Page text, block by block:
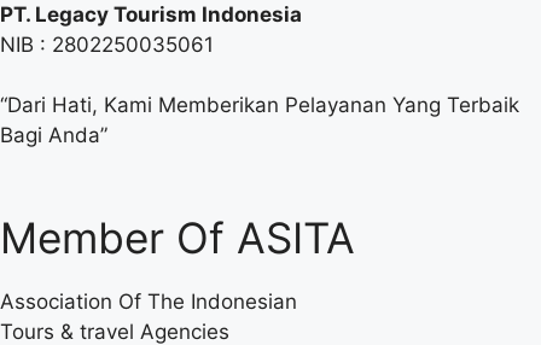
PT. Legacy Tourism Indonesia
NIB : 2802250035061
“Dari Hati, Kami Memberikan Pelayanan Yang Terbaik
Bagi Anda”
Member Of ASITA
Association Of The Indonesian
Tours & travel Agencies